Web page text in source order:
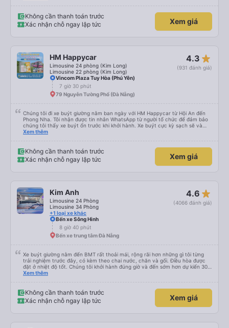
를 보시게 되는 한국분들께 정보를 드리자면 저는 다낭에서 꾸이년가는 버스를 탔습
니다. 같은 회사라도 버스마다 퀄리티가 다른지는 모르겠는데, 제가 탄 버스는 쾌적
하고 좋았어요. 자리 넓찍하고 베개 이불 깨끗합니다. 뭐 경적소리야 베트남에서는
뭐 전 새우자세가 편해서 불만은 없었습니다 : )
Không cần thanh toán trước
Xác nhận chỗ ngay lập tức
Xem giá
HM Happycar
Limousine 24 phòng (Kim Long)
Limousine 22 phòng (Kim Long)
4.3 star_rate
(931 đánh giá)
Vincom Plaza Tuy Hòa (Phú Yên)
7 giờ 30 phút
79 Nguyễn Tường Phổ (Đà Nẵng)
Chúng tôi đi xe buýt giường nằm ban ngày với HM Happycar từ Hội An đến
Phong Nha. Tôi nhận được tin nhắn WhatsApp từ người tổ chức để đảm bảo
chúng tôi thấy xe buýt ổn trước khi khởi hành. Xe buýt cực kỳ sạch sẽ và
trong tình trạng tuyệt vời. Các khoang giường nhỏ riêng tư và nằm phẳng
5&#39;9&quot; và có thể làm như vậy với bàn chân cong. Có một cổng USB,
đèn và lỗ thông hơi. Việc lái xe rất an toàn và có hai tài xế thay phiên nhau
giúp chúng tôi cũng cảm thấy an toàn. Chúng tôi dừng lại 3 lần để đi vệ sinh.
Họ đã tìm thấy chúng và sắp xếp một nhà trọ gần đó để chúng tôi trả lại
chúng để chúng tôi có thể đến đón bất cứ lúc nào thuận tiện. Nhìn chung
rất ấn tượng, sẽ đặt lại với họ.
Xem thêm
Không cần thanh toán trước
Xác nhận chỗ ngay lập tức
Xem giá
Kim Anh
Limousine 24 Phòng
Limousine 34 Phòng
+1 loại xe khác
4.6 star_rate
(4066 đánh giá)
Bến xe Sông Hinh
8 giờ 40 phút
Bến xe trung tâm Đà Nẵng
Xe buýt giường nằm đến BMT rất thoải mái, rộng rãi hơn những gì tôi từng
trải nghiệm trước đây, có kèm theo chai nước, chăn và gối. Điều hòa được
đặt ở nhiệt độ tốt. Chúng tôi khởi hành đúng giờ và đến sớm hơn dự kiến 30
phút. Tài xế rất tuyệt so với những tài xế khác ở Việt Nam! Không quá nhiều
GPS và biển số xe vì tôi phải tìm kiếm xung quanh bến xe để tìm thấy nó, đây
là vấn đề của bến xe Đà Lạt (không phải tất cả các xe buýt đều có bảng
thông tin), chứ không phải của công ty.
Xem thêm
Không cần thanh toán trước
Xác nhận chỗ ngay lập tức
Xem giá